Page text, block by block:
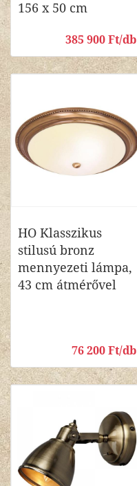
156 x 50 cm
385 900 Ft/db
HO Klasszikus
stilusú bronz
mennyezeti lámpa,
43 cm átmérővel
76 200 Ft/db